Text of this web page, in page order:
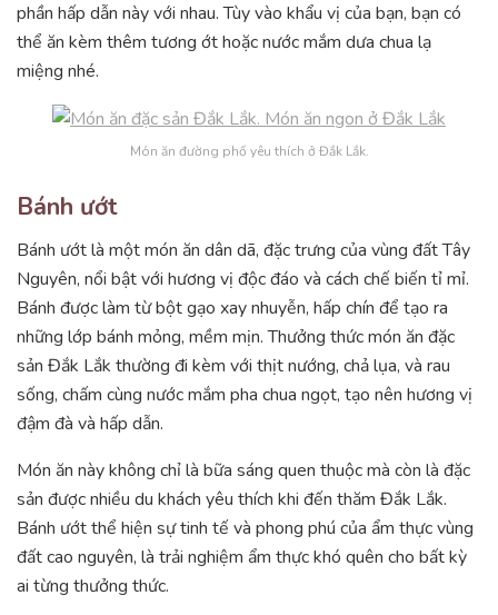
phần hấp dẫn này với nhau. Tùy vào khẩu vị của bạn, bạn có
thể ăn kèm thêm tương ớt hoặc nước mắm dưa chua lạ
miệng nhé.
Món ăn đường phố yêu thích ở Đắk Lắk.
Bánh ướt
Bánh ướt là một món ăn dân dã, đặc trưng của vùng đất Tây
Nguyên, nổi bật với hương vị độc đáo và cách chế biến tỉ mỉ.
Bánh được làm từ bột gạo xay nhuyễn, hấp chín để tạo ra
những lớp bánh mỏng, mềm mịn. Thưởng thức món ăn đặc
sản Đắk Lắk thường đi kèm với thịt nướng, chả lụa, và rau
sống, chấm cùng nước mắm pha chua ngọt, tạo nên hương vị
đậm đà và hấp dẫn.
Món ăn này không chỉ là bữa sáng quen thuộc mà còn là đặc
sản được nhiều du khách yêu thích khi đến thăm Đắk Lắk.
Bánh ướt thể hiện sự tinh tế và phong phú của ẩm thực vùng
đất cao nguyên, là trải nghiệm ẩm thực khó quên cho bất kỳ
ai từng thưởng thức.